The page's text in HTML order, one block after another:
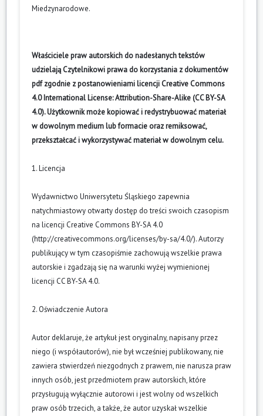
Miedzynarodowe.
Właściciele praw autorskich do nadesłanych tekstów
udzielają Czytelnikowi prawa do korzystania z dokumentów
pdf zgodnie z postanowieniami licencji Creative Commons
4.0 International License: Attribution-Share-Alike (CC BY-SA
4.0). Użytkownik może kopiować i redystrybuować materiał
w dowolnym medium lub formacie oraz remiksować,
przekształcać i wykorzystywać materiał w dowolnym celu.
1. Licencja
Wydawnictwo Uniwersytetu Śląskiego zapewnia
natychmiastowy otwarty dostęp do treści swoich czasopism
na licencji Creative Commons BY-SA 4.0
(http://creativecommons.org/licenses/by-sa/4.0/). Autorzy
publikujący w tym czasopiśmie zachowują wszelkie prawa
autorskie i zgadzają się na warunki wyżej wymienionej
licencji CC BY-SA 4.0.
2. Oświadczenie Autora
Autor deklaruje, że artykuł jest oryginalny, napisany przez
niego (i współautorów), nie był wcześniej publikowany, nie
zawiera stwierdzeń niezgodnych z prawem, nie narusza praw
innych osób, jest przedmiotem praw autorskich, które
przysługują wyłącznie autorowi i jest wolny od wszelkich
praw osób trzecich, a także, że autor uzyskał wszelkie